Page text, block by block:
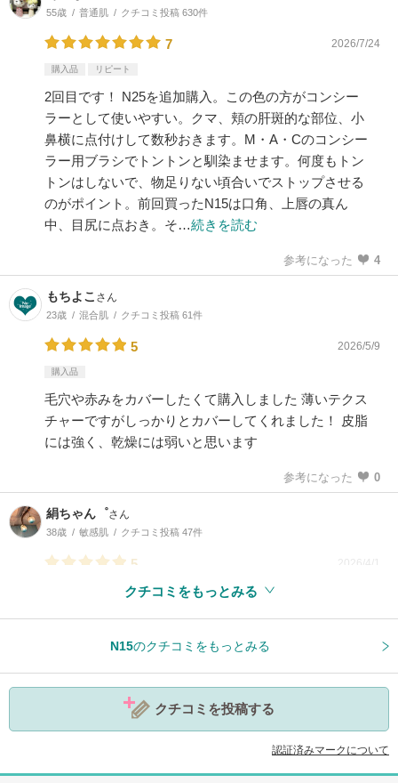
55歳 普通肌 クチコミ投稿 630件
7 2026/7/24
購入品 リピート
2回目です！ N25を追加購入。この色の方がコンシー
ラーとして使いやすい。クマ、頬の肝斑的な部位、小
鼻横に点付けして数秒おきます。M・A・Cのコンシー
ラー用ブラシでトントンと馴染ませます。何度もトン
トンはしないで、物足りない頃合いでストップさせる
のがポイント。前回買ったN15は口角、上唇の真ん
中、目尻に点おき。そ…続きを読む
参考になった 4
もちよこ さん
23歳 混合肌 クチコミ投稿 61件
5 2026/5/9
購入品
毛穴や赤みをカバーしたくて購入しました 薄いテクス
チャーですがしっかりとカバーしてくれました！ 皮脂
には強く、乾燥には弱いと思います
参考になった 0
絹ちゃん゜さん
38歳 敏感肌 クチコミ投稿 47件
5 2026/4/1
クチコミをもっとみる
N15のクチコミをもっとみる
クチコミを投稿する
認証済みマークについて